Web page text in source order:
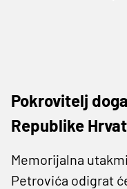
Pokrovitelj
Republike
Memorijalna
Petrovića odigrat